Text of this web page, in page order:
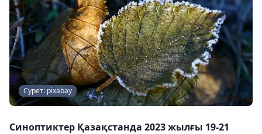
Сурет: pixabay
Синоптиктер Қазақстанда 2023 жылғы 19-21